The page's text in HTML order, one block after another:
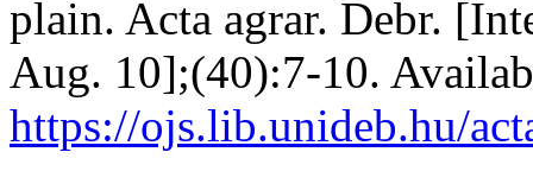
plain. Acta agrar. Debr.
Aug. 10];(40):7-10.
https://ojs.lib.unideb.hu/